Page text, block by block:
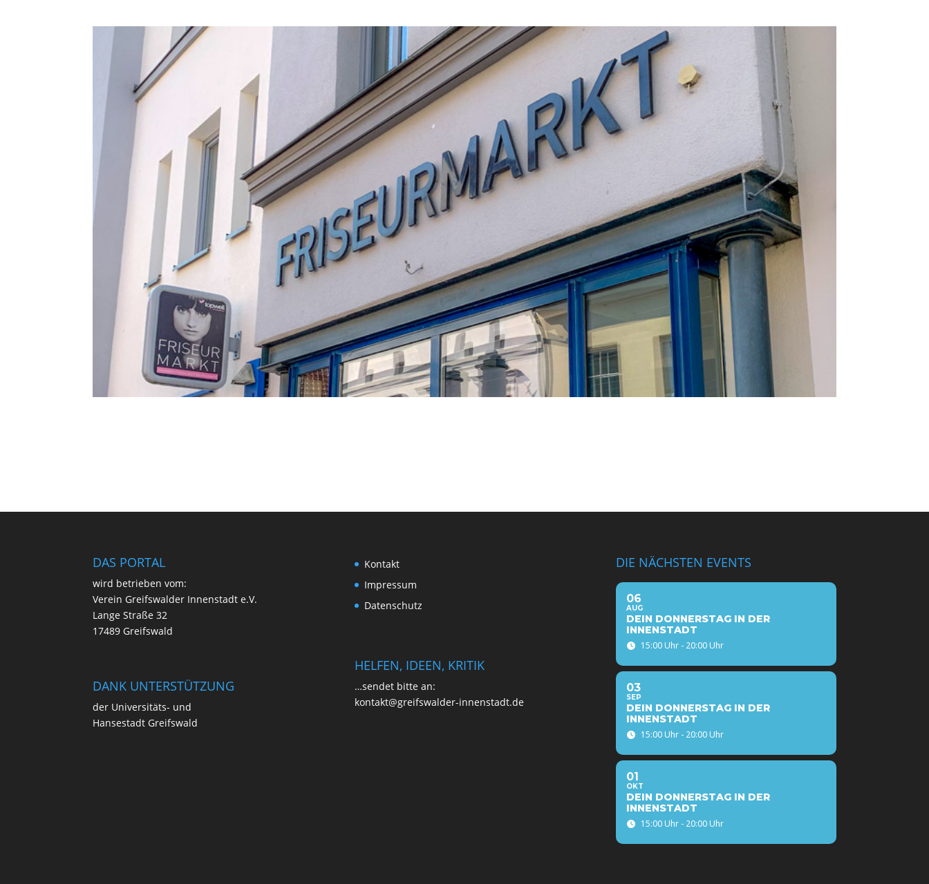
DAS PORTAL
wird betrie­ben vom:
Ver­ein Greifs­wal­der Innen­stadt e.V.
Lan­ge Stra­ße 32
17489 Greifswald
DANK UNTERSTÜTZUNG
der Uni­ver­si­täts- und
Han­se­stadt Greifswald
Kon­takt
Impres­sum
Daten­schutz
HELFEN, IDEEN, KRITIK
…sen­det bit­te an:
kontakt@greifswalder-innenstadt.de
DIE NÄCHSTEN EVENTS
06
AUG
DEIN DONNERSTAG IN DER
INNENSTADT
15:00 Uhr - 20:00 Uhr
03
SEP
DEIN DONNERSTAG IN DER
INNENSTADT
15:00 Uhr - 20:00 Uhr
01
OKT
DEIN DONNERSTAG IN DER
INNENSTADT
15:00 Uhr - 20:00 Uhr